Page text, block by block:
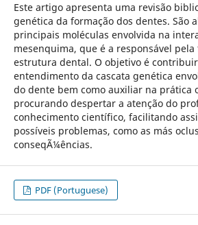
Este artigo apresenta uma revisão
genética da formação dos dentes. São
principais moléculas envolvida na
mesenquima, que é a responsável pela
estrutura dental. O objetivo é
entendimento da cascata genética
do dente bem como auxiliar na prática
procurando despertar a atenção do
conhecimento científico, facilitando
possíveis problemas, como as más
conseqÃ¼ências.
PDF (Portuguese)